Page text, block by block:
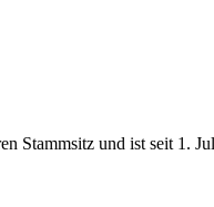
Stammsitz und ist seit 1.